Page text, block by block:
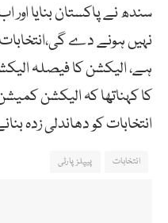
نہیں ہونے دے گی،انتخابات
ہے، الیکشن کا فیصلہ
کا کہناتھا کہ الیکشن
انتخابات کو دھاندلی زدہ
انتخابات پیپلز پارٹی